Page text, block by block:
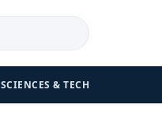
SCIENCES & TECH